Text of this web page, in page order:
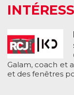
Galam, coach et
et des fenêtres